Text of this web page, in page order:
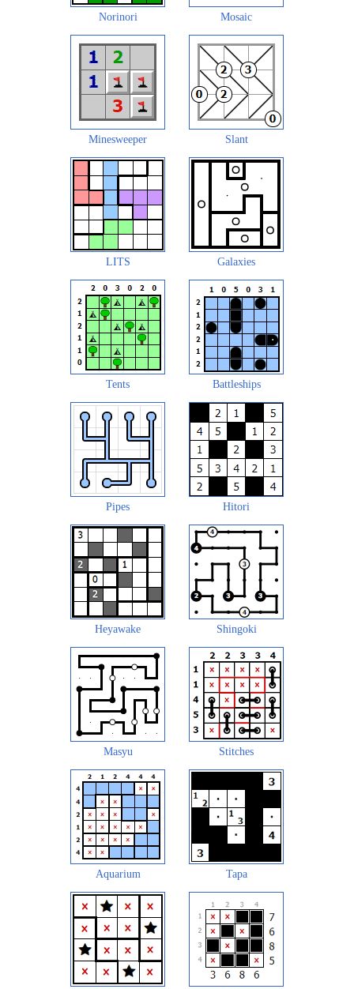
Norinori Mosaic
Minesweeper Slant
LITS Galaxies
Tents Battleships
Pipes Hitori
Heyawake Shingoki
Masyu Stitches
Aquarium Tapa